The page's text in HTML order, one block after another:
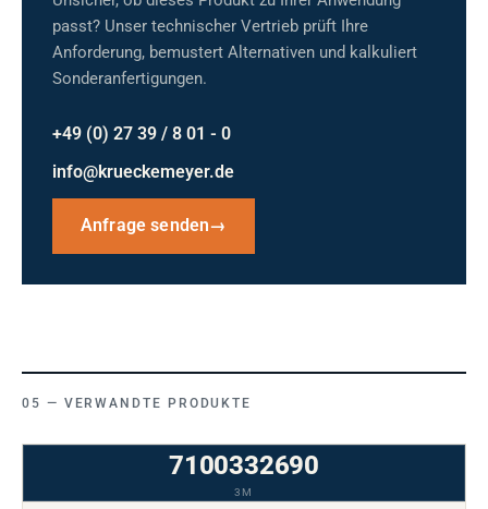
passt? Unser technischer Vertrieb prüft Ihre
Anforderung, bemustert Alternativen und kalkuliert
Sonderanfertigungen.
+49 (0) 27 39 / 8 01 - 0
info@krueckemeyer.de
Anfrage senden→
VERWANDTE PRODUKTE
7100332690
3M